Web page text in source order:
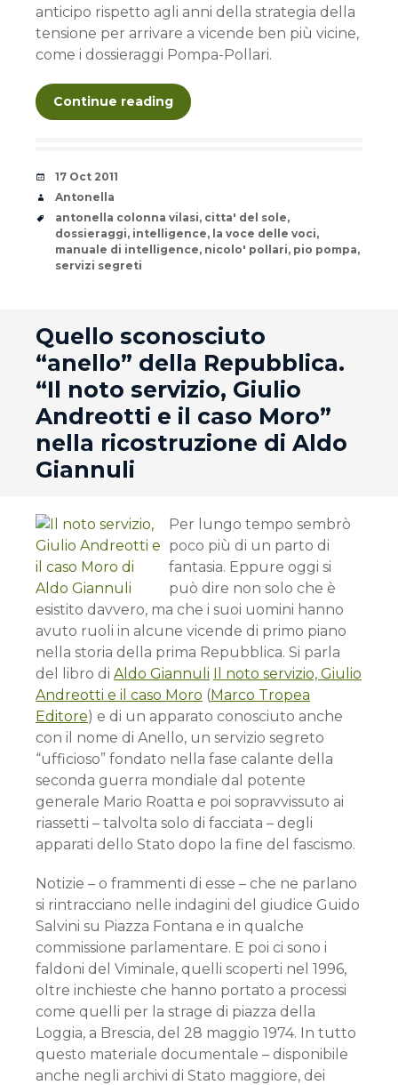
anticipo rispetto agli anni della strategia della
tensione per arrivare a vicende ben più vicine,
come i dossieraggi Pompa-Pollari.
Continue reading
Date
17 Oct 2011
Author
Antonella
Tags
antonella colonna vilasi, citta' del sole,
dossieraggi, intelligence, la voce delle voci,
manuale di intelligence, nicolo' pollari, pio pompa,
servizi segreti
Quello sconosciuto
“anello” della Repubblica.
“Il noto servizio, Giulio
Andreotti e il caso Moro”
nella ricostruzione di Aldo
Giannuli
Per lungo tempo sembrò
poco più di un parto di
fantasia. Eppure oggi si
può dire non solo che è
esistito davvero, ma che i suoi uomini hanno
avuto ruoli in alcune vicende di primo piano
nella storia della prima Repubblica. Si parla
del libro di Aldo Giannuli Il noto servizio, Giulio
Andreotti e il caso Moro (Marco Tropea
Editore) e di un apparato conosciuto anche
con il nome di Anello, un servizio segreto
“ufficioso” fondato nella fase calante della
seconda guerra mondiale dal potente
generale Mario Roatta e poi sopravvissuto ai
riassetti – talvolta solo di facciata – degli
apparati dello Stato dopo la fine del fascismo.
Notizie – o frammenti di esse – che ne parlano
si rintracciano nelle indagini del giudice Guido
Salvini su Piazza Fontana e in qualche
commissione parlamentare. E poi ci sono i
faldoni del Viminale, quelli scoperti nel 1996,
oltre inchieste che hanno portato a processi
come quelli per la strage di piazza della
Loggia, a Brescia, del 28 maggio 1974. In tutto
questo materiale documentale – disponibile
anche negli archivi di Stato maggiore, dei